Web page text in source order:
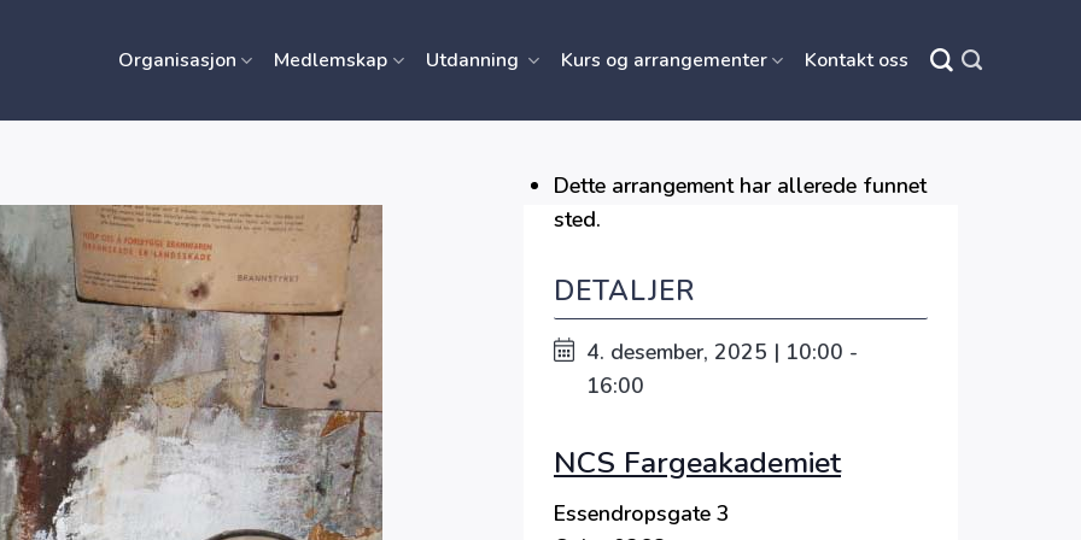
Organisasjon Medlemskap Utdanning Kurs og arrangementer Kontakt oss
Dette arrangement har allerede funnet
sted.
DETALJER
4. desember, 2025 | 10:00 -
16:00
NCS Fargeakademiet
Essendropsgate 3